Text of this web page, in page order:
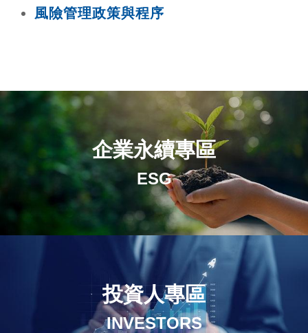
風險管理政策與程序
企業永續專區
ESG
投資人專區
INVESTORS